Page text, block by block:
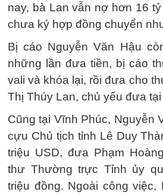
nay, bà Lan vẫn nợ hơn 16
chưa ký hợp đồng chuyển
Bị cáo Nguyễn Văn Hậu
những lần đưa tiền, bị cáo
vali và khóa lại, rồi đưa cho
Thị Thúy Lan, chủ yếu đưa
Cũng tại Vĩnh Phúc, Nguyễn
cựu Chủ tịch tỉnh Lê Duy
triệu USD, đưa Phạm
thư Thường trực Tỉnh ủy
triệu đồng. Ngoài công việc,